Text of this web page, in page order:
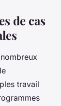
de cas
travail